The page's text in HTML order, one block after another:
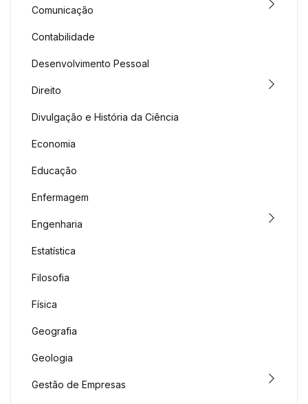
Comunicação
Contabilidade
Desenvolvimento Pessoal
Direito
Divulgação e História da Ciência
Economia
Educação
Enfermagem
Engenharia
Estatística
Filosofia
Física
Geografia
Geologia
Gestão de Empresas